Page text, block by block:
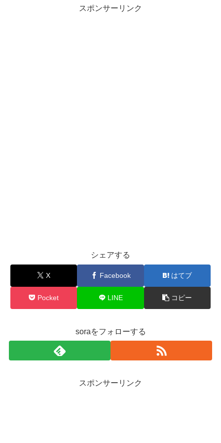
スポンサーリンク
シェアする
X Facebook はてブ
Pocket LINE コピー
soraをフォローする
スポンサーリンク